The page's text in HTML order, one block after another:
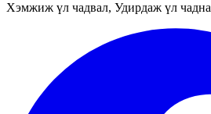
Хэмжиж үл чадвал, Удирдаж үл чадна